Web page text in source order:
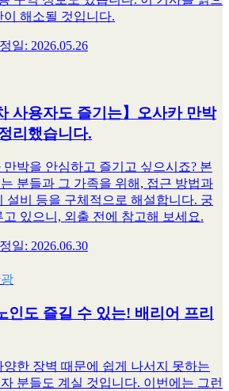
해소될 것입니다.
일: 2026.05.26
사용자도 즐기는】오사카 만박
리했습니다.
박을 안심하고 즐기고 싶으시죠? 본
분들과 그 가족을 위해, 접근 방법과
설비 등을 구체적으로 해설합니다. 궁
있으니, 외출 전에 참고해 보세요.
일: 2026.06.30
인도 즐길 수 있는! 배리어 프리
한 장벽 때문에 쉽게 나서지 못하는
분들도 계실 것입니다. 이번에는 그런